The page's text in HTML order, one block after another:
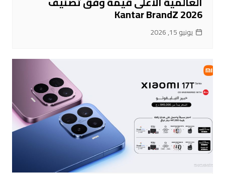
Kantar BrandZ 2026
يونيو 15, 2026